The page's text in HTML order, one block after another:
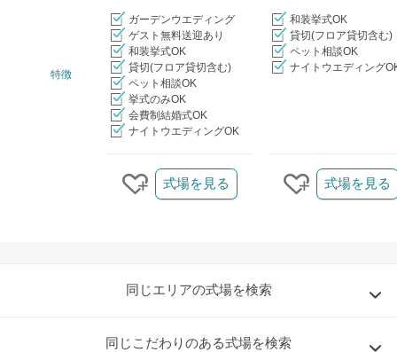
特徴
ガーデンウエディング
ゲスト無料送迎あり
和装挙式OK
貸切(フロア貸切含む)
ペット相談OK
挙式のみOK
会費制結婚式OK
ナイトウエディングOK
和装挙式OK
貸切(フロア貸切含む)
ペット相談OK
ナイトウエディング
クリップする
式場を見る
クリップする
式場を見る
同じエリアの式場を検索
同じこだわりのある式場を検索